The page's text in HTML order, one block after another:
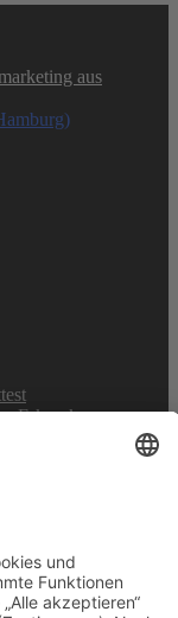
aus
Erkrankungen